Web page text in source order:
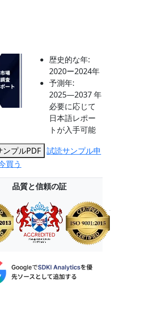
歴史的な年:
2020ー2024年
予測年:
2025―2037 年
必要に応じて
日本語レポー
トが入手可能
ンプルPDF 試読サンプル申
買う
品質と信頼の証